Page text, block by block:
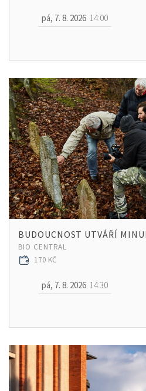
pá, 7. 8. 2026 14:00
BIO CENTRAL
170 KČ
pá, 7. 8. 2026 14:30